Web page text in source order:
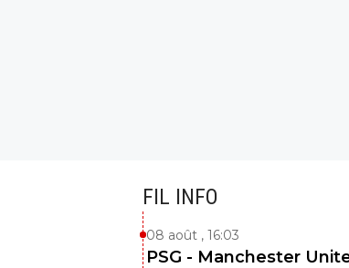
FIL INFO
08 août , 16:03
PSG - Manchester